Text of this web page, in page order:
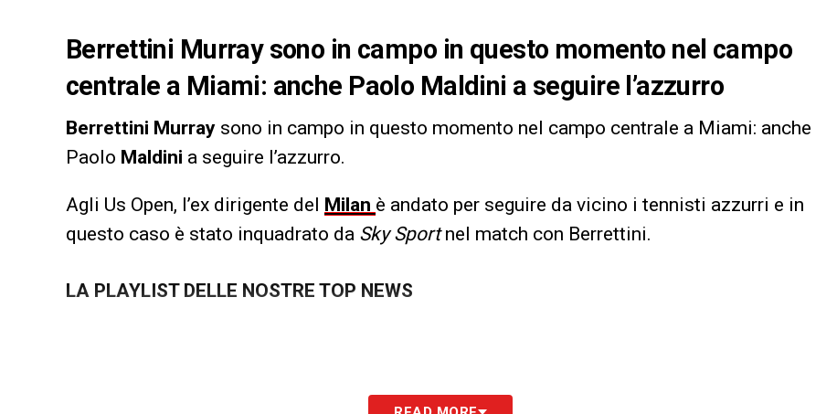
Berrettini Murray sono in campo in questo momento nel campo
centrale a Miami: anche Paolo Maldini a seguire l’azzurro
Berrettini Murray sono in campo in questo momento nel campo centrale a Miami: anche
Paolo Maldini a seguire l’azzurro.
Agli Us Open, l’ex dirigente del Milan è andato per seguire da vicino i tennisti azzurri e in
questo caso è stato inquadrato da Sky Sportnel match con Berrettini.
LA PLAYLIST DELLE NOSTRE TOP NEWS